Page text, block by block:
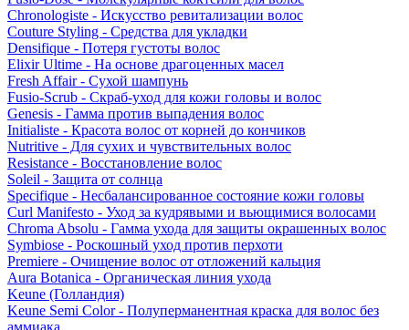
Chronologiste - Искусство ревитализации волос
Couture Styling - Средства для укладки
Densifique - Потеря густоты волос
Elixir Ultime - На основе драгоценных масел
Fresh Affair - Сухой шампунь
Fusio-Scrub - Скраб-уход для кожи головы и волос
Genesis - Гамма против выпадения волос
Initialiste - Красота волос от корней до кончиков
Nutritive - Для сухих и чувствительных волос
Resistance - Восстановление волос
Soleil - Защита от солнца
Specifique - Несбалансированное состояние кожи головы
Curl Manifesto - Уход за кудрявыми и вьющимися волосами
Chroma Absolu - Гамма ухода для защиты окрашенных волос
Symbiose - Роскошный уход против перхоти
Premiere - Очищение волос от отложений кальция
Aura Botanica - Органическая линия ухода
Keune (Голландия)
Keune Semi Color - Полуперманентная краска для волос без
аммиака